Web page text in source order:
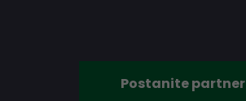
Postanite partner